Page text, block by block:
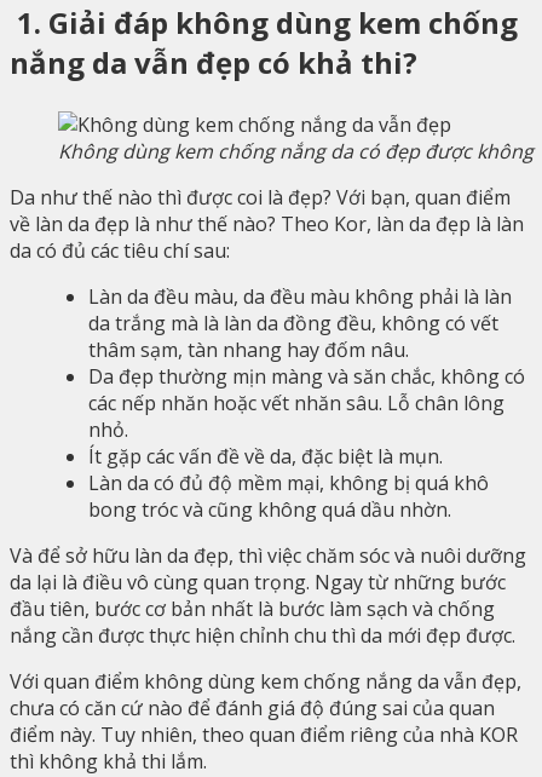
1. Giải đáp không dùng kem chống
nắng da vẫn đẹp có khả thi?
Không dùng kem chống nắng da có đẹp được không
Da như thế nào thì được coi là đẹp? Với bạn, quan điểm
về làn da đẹp là như thế nào? Theo Kor, làn da đẹp là làn
da có đủ các tiêu chí sau:
Làn da đều màu, da đều màu không phải là làn
da trắng mà là làn da đồng đều, không có vết
thâm sạm, tàn nhang hay đốm nâu.
Da đẹp thường mịn màng và săn chắc, không có
các nếp nhăn hoặc vết nhăn sâu. Lỗ chân lông
nhỏ.
Ít gặp các vấn đề về da, đặc biệt là mụn.
Làn da có đủ độ mềm mại, không bị quá khô
bong tróc và cũng không quá dầu nhờn.
Và để sở hữu làn da đẹp, thì việc chăm sóc và nuôi dưỡng
da lại là điều vô cùng quan trọng. Ngay từ những bước
đầu tiên, bước cơ bản nhất là bước làm sạch và chống
nắng cần được thực hiện chỉnh chu thì da mới đẹp được.
Với quan điểm không dùng kem chống nắng da vẫn đẹp,
chưa có căn cứ nào để đánh giá độ đúng sai của quan
điểm này. Tuy nhiên, theo quan điểm riêng của nhà KOR
thì không khả thi lắm.